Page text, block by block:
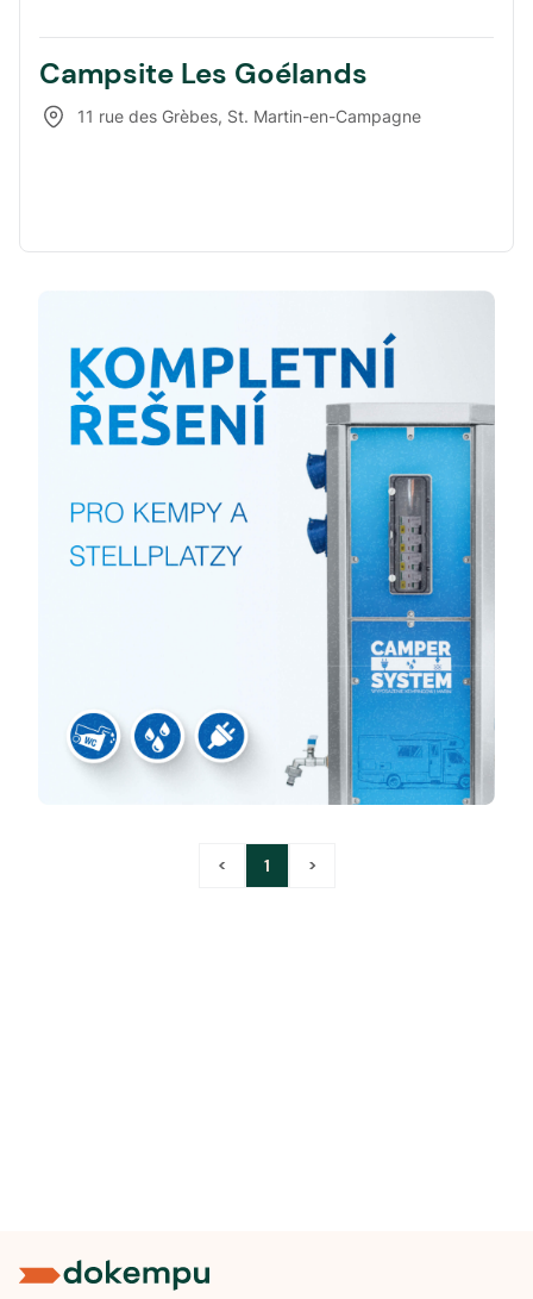
Campsite Les Goélands
11 rue des Grèbes, St. Martin-en-Campagne
< 1 >